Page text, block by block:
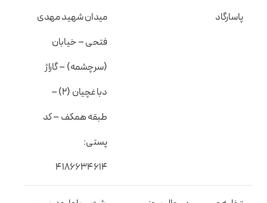
پاسارگاد
میدان شهید مهدی
فتحی – خیابان
(سرچشمه) – گاراژ
دباغچیان (۲) –
طبقه همکف – کد
پستی:
۴۱۸۶۶۳۴۶۱۴